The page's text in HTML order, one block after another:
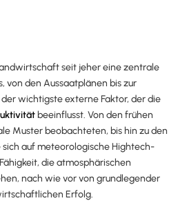
seit jeher eine zentrale
von den Aussaatplänen bis zur
wichtigste externe Faktor, der die
beeinflusst. Von den frühen
Muster beobachteten, bis hin zu den
auf meteorologische Hightech-
die atmosphärischen
nach wie vor von grundlegender
Erfolg.